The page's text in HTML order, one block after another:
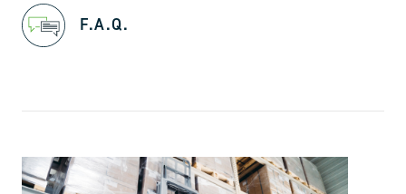
F.A.Q.